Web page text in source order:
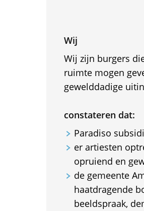
Wij
Wij zijn burgers
ruimte mogen
gewelddadige
constateren dat:
Paradiso
er artiesten
opruiend en
de gemeente
haatdragende
beeldspraak,